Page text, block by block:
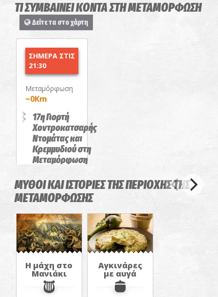
ΤΙ ΣΥΜΒΑΙΝΕΙ ΚΟΝΤΑ ΣΤΗ ΜΕΤΑΜΟΡΦΩΣΗ
Δείτε τα στο χάρτη
ΣΗΜΕΡΑ ΣΤΙΣ
21:30
Μεταμόρφωση
~0Km
17η Γιορτή
Χοντροκατσαρής
Ντομάτας και
Κρεμμυδιού στη
Μεταμόρφωση
ΜΥΘΟΙ ΚΑΙ ΙΣΤΟΡΙΕΣ ΤΗΣ ΠΕΡΙΟΧΗΣ ΤΗΣ
ΜΕΤΑΜΟΡΦΩΣΗΣ
Η μάχη στο
Μανιάκι
Αγκινάρες
με αυγά